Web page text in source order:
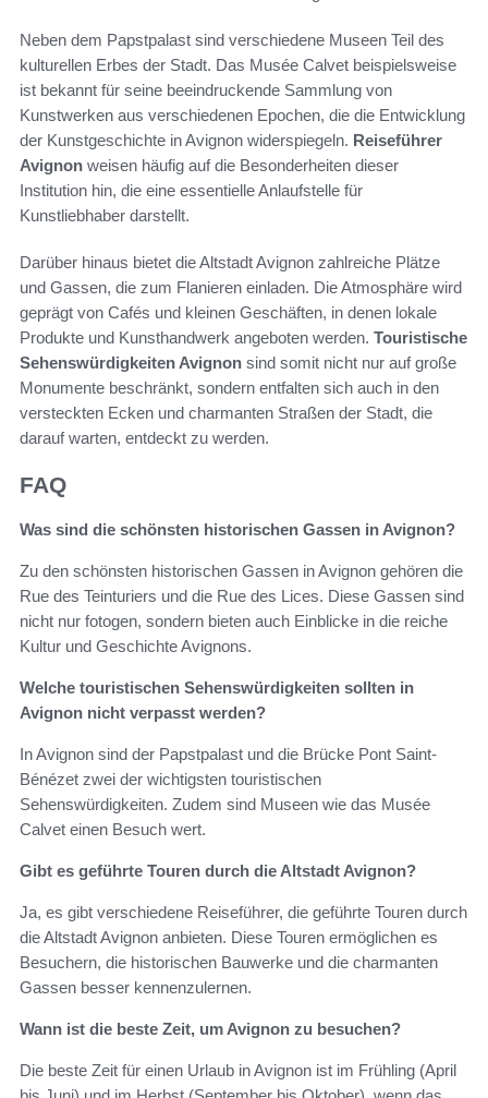
Neben dem Papstpalast sind verschiedene Museen Teil des
kulturellen Erbes der Stadt. Das Musée Calvet beispielsweise
ist bekannt für seine beeindruckende Sammlung von
Kunstwerken aus verschiedenen Epochen, die die Entwicklung
der Kunstgeschichte in Avignon widerspiegeln. Reiseführer
Avignon weisen häufig auf die Besonderheiten dieser
Institution hin, die eine essentielle Anlaufstelle für
Kunstliebhaber darstellt.
Darüber hinaus bietet die Altstadt Avignon zahlreiche Plätze
und Gassen, die zum Flanieren einladen. Die Atmosphäre wird
geprägt von Cafés und kleinen Geschäften, in denen lokale
Produkte und Kunsthandwerk angeboten werden. Touristische
Sehenswürdigkeiten Avignon sind somit nicht nur auf große
Monumente beschränkt, sondern entfalten sich auch in den
versteckten Ecken und charmanten Straßen der Stadt, die
darauf warten, entdeckt zu werden.
FAQ
Was sind die schönsten historischen Gassen in Avignon?
Zu den schönsten historischen Gassen in Avignon gehören die
Rue des Teinturiers und die Rue des Lices. Diese Gassen sind
nicht nur fotogen, sondern bieten auch Einblicke in die reiche
Kultur und Geschichte Avignons.
Welche touristischen Sehenswürdigkeiten sollten in
Avignon nicht verpasst werden?
In Avignon sind der Papstpalast und die Brücke Pont Saint-
Bénézet zwei der wichtigsten touristischen
Sehenswürdigkeiten. Zudem sind Museen wie das Musée
Calvet einen Besuch wert.
Gibt es geführte Touren durch die Altstadt Avignon?
Ja, es gibt verschiedene Reiseführer, die geführte Touren durch
die Altstadt Avignon anbieten. Diese Touren ermöglichen es
Besuchern, die historischen Bauwerke und die charmanten
Gassen besser kennenzulernen.
Wann ist die beste Zeit, um Avignon zu besuchen?
Die beste Zeit für einen Urlaub in Avignon ist im Frühling (April